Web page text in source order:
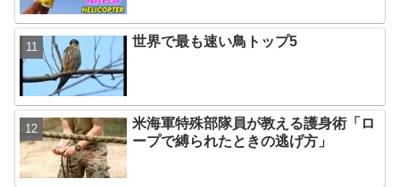
世界で最も速い鳥トップ5
米海軍特殊部隊員が教える護身術「ロ
ープで縛られたときの逃げ方」